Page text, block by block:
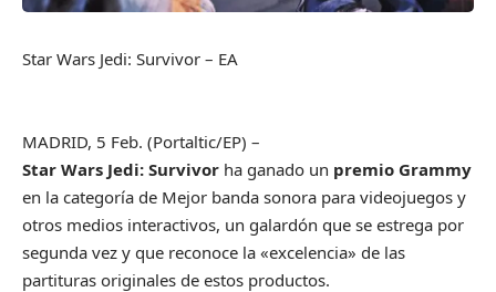
Star Wars Jedi: Survivor – EA
MADRID, 5 Feb. (Portaltic/EP) –
Star Wars Jedi: Survivor ha ganado un premio Grammy
en la categoría de Mejor banda sonora para videojuegos y
otros medios interactivos, un galardón que se estrega por
segunda vez y que reconoce la «excelencia» de las
partituras originales de estos productos.